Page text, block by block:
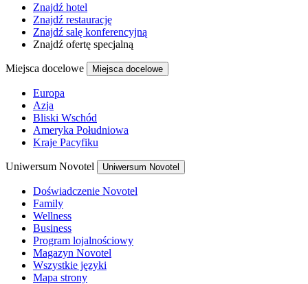
Znajdź hotel
Znajdź restaurację
Znajdź salę konferencyjną
Znajdź ofertę specjalną
Miejsca docelowe Miejsca docelowe
Europa
Azja
Bliski Wschód
Ameryka Południowa
Kraje Pacyfiku
Uniwersum Novotel Uniwersum Novotel
Doświadczenie Novotel
Family
Wellness
Business
Program lojalnościowy
Magazyn Novotel
Wszystkie języki
Mapa strony